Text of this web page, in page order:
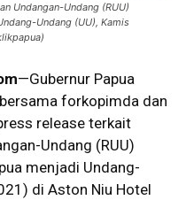
Undangan-Undang (RUU)
Undang (UU), Kamis
—Gubernur Papua
forkopimda dan
release terkait
Undang (RUU)
menjadi Undang-
di Aston Niu Hotel